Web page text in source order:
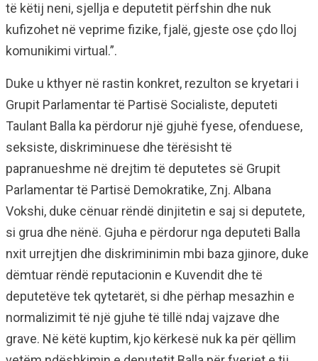
të këtij neni, sjellja e deputetit përfshin dhe nuk
kufizohet në veprime fizike, fjalë, gjeste ose çdo lloj
komunikimi virtual.”.
Duke u kthyer në rastin konkret, rezulton se kryetari i
Grupit Parlamentar të Partisë Socialiste, deputeti
Taulant Balla ka përdorur një gjuhë fyese, ofenduese,
seksiste, diskriminuese dhe tërësisht të
papranueshme në drejtim të deputetes së Grupit
Parlamentar të Partisë Demokratike, Znj. Albana
Vokshi, duke cënuar rëndë dinjitetin e saj si deputete,
si grua dhe nënë. Gjuha e përdorur nga deputeti Balla
nxit urrejtjen dhe diskriminimin mbi baza gjinore, duke
dëmtuar rëndë reputacionin e Kuvendit dhe të
deputetëve tek qytetarët, si dhe përhap mesazhin e
normalizimit të një gjuhe të tillë ndaj vajzave dhe
grave. Në këtë kuptim, kjo kërkesë nuk ka për qëllim